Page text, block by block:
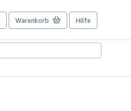
Warenkorb Hilfe